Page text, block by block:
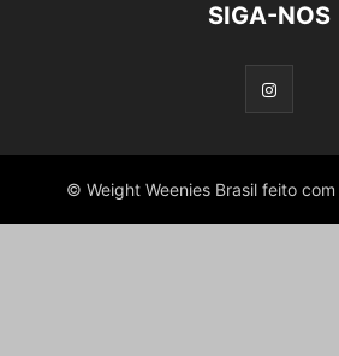
SIGA-NOS
© Weight Weenies Brasil feito com